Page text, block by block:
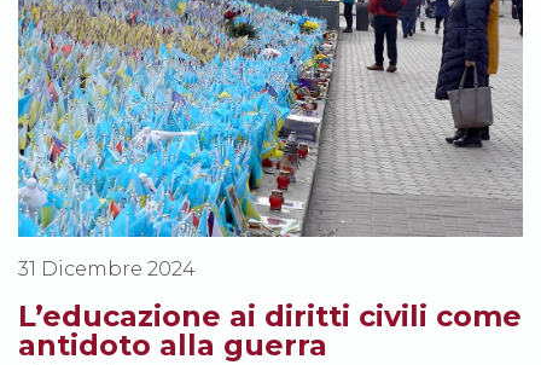
31 Dicembre 2024
L’educazione ai diritti civili come
antidoto alla guerra